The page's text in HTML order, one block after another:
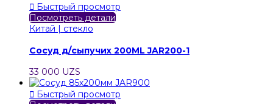
 Быстрый просмотр
Посмотреть детали
Китай | стекло
Сосуд д/сыпучих 200ML JAR200-1
33 000 UZS
 Быстрый просмотр